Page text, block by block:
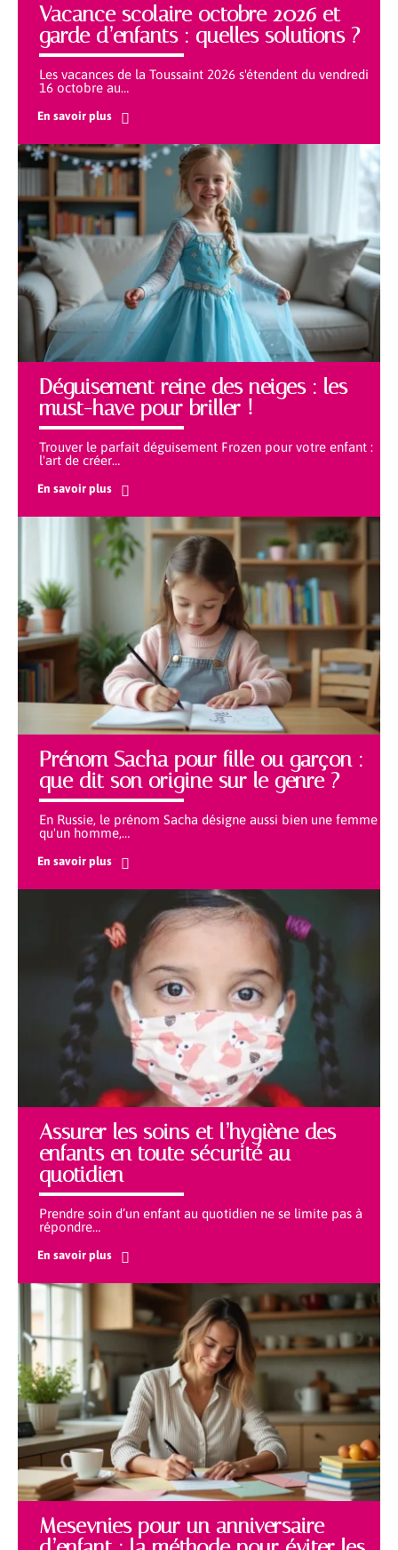
Vacance scolaire octobre 2026 et
garde d’enfants : quelles solutions ?
Les vacances de la Toussaint 2026 s'étendent du vendredi
16 octobre au…
En savoir plus
Déguisement reine des neiges : les
must-have pour briller !
Trouver le parfait déguisement Frozen pour votre enfant :
l'art de créer…
En savoir plus
Prénom Sacha pour fille ou garçon :
que dit son origine sur le genre ?
En Russie, le prénom Sacha désigne aussi bien une femme
qu'un homme,…
En savoir plus
Assurer les soins et l’hygiène des
enfants en toute sécurité au
quotidien
Prendre soin d’un enfant au quotidien ne se limite pas à
répondre…
En savoir plus
Mesevnies pour un anniversaire